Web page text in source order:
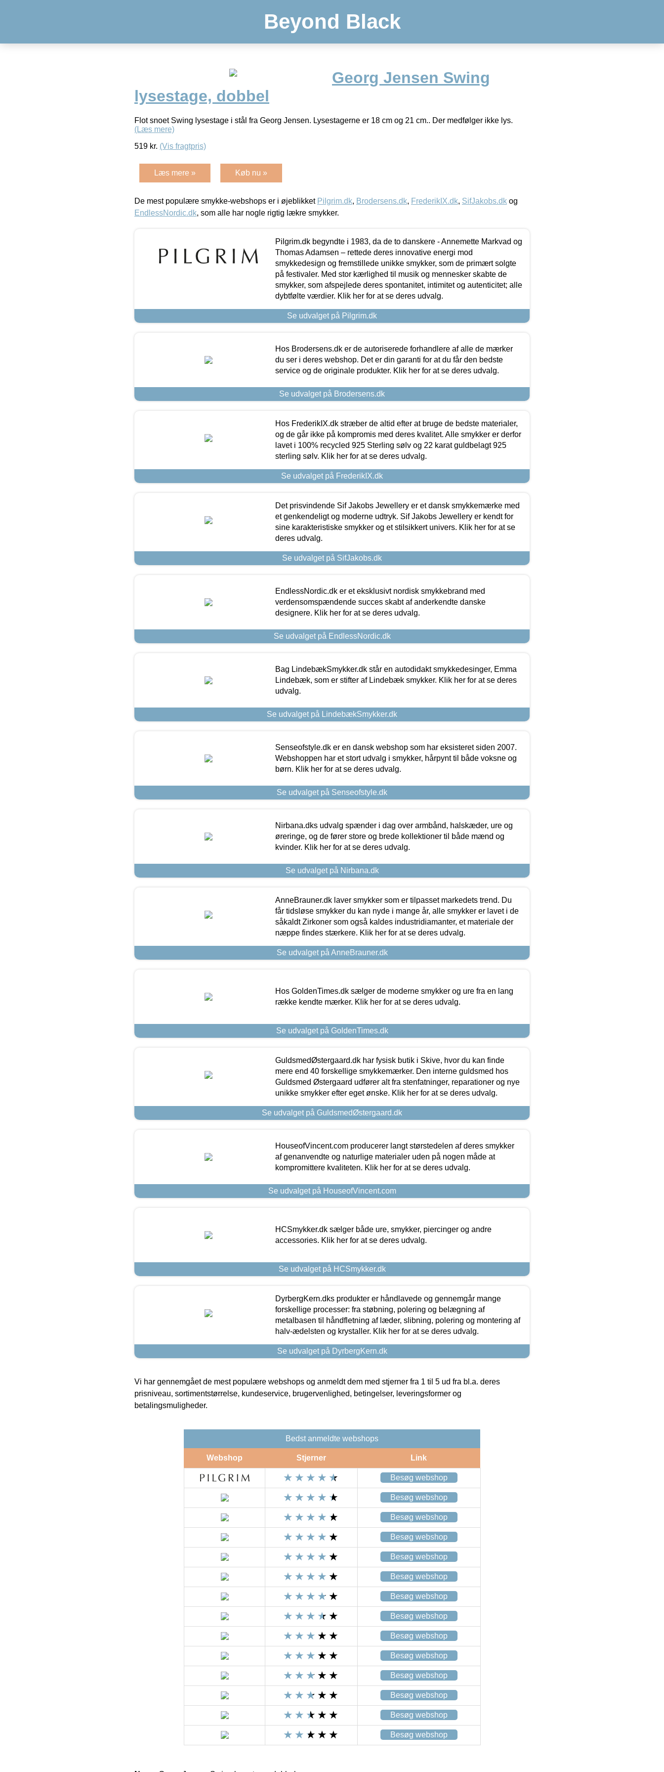
Beyond Black
Georg Jensen Swing
lysestage, dobbel
Flot snoet Swing lysestage i stål fra Georg Jensen. Lysestagerne er 18 cm og 21 cm.. Der medfølger ikke lys.
(Læs mere)
519 kr. (Vis fragtpris)
Læs mere » Køb nu »
De mest populære smykke-webshops er i øjeblikket Pilgrim.dk, Brodersens.dk, FrederikIX.dk, SifJakobs.dk og
EndlessNordic.dk, som alle har nogle rigtig lækre smykker.
Pilgrim.dk begyndte i 1983, da de to danskere - Annemette Markvad og
Thomas Adamsen – rettede deres innovative energi mod
smykkedesign og fremstillede unikke smykker, som de primært solgte
på festivaler. Med stor kærlighed til musik og mennesker skabte de
smykker, som afspejlede deres spontanitet, intimitet og autenticitet; alle
dybtfølte værdier. Klik her for at se deres udvalg.
Se udvalget på Pilgrim.dk
Hos Brodersens.dk er de autoriserede forhandlere af alle de mærker
du ser i deres webshop. Det er din garanti for at du får den bedste
service og de originale produkter. Klik her for at se deres udvalg.
Se udvalget på Brodersens.dk
Hos FrederikIX.dk stræber de altid efter at bruge de bedste materialer,
og de går ikke på kompromis med deres kvalitet. Alle smykker er derfor
lavet i 100% recycled 925 Sterling sølv og 22 karat guldbelagt 925
sterling sølv. Klik her for at se deres udvalg.
Se udvalget på FrederikIX.dk
Det prisvindende Sif Jakobs Jewellery er et dansk smykkemærke med
et genkendeligt og moderne udtryk. Sif Jakobs Jewellery er kendt for
sine karakteristiske smykker og et stilsikkert univers. Klik her for at se
deres udvalg.
Se udvalget på SifJakobs.dk
EndlessNordic.dk er et eksklusivt nordisk smykkebrand med
verdensomspændende succes skabt af anderkendte danske
designere. Klik her for at se deres udvalg.
Se udvalget på EndlessNordic.dk
Bag LindebækSmykker.dk står en autodidakt smykkedesinger, Emma
Lindebæk, som er stifter af Lindebæk smykker. Klik her for at se deres
udvalg.
Se udvalget på LindebækSmykker.dk
Senseofstyle.dk er en dansk webshop som har eksisteret siden 2007.
Webshoppen har et stort udvalg i smykker, hårpynt til både voksne og
børn. Klik her for at se deres udvalg.
Se udvalget på Senseofstyle.dk
Nirbana.dks udvalg spænder i dag over armbånd, halskæder, ure og
øreringe, og de fører store og brede kollektioner til både mænd og
kvinder. Klik her for at se deres udvalg.
Se udvalget på Nirbana.dk
AnneBrauner.dk laver smykker som er tilpasset markedets trend. Du
får tidsløse smykker du kan nyde i mange år, alle smykker er lavet i de
såkaldt Zirkoner som også kaldes industridiamanter, et materiale der
næppe findes stærkere. Klik her for at se deres udvalg.
Se udvalget på AnneBrauner.dk
Hos GoldenTimes.dk sælger de moderne smykker og ure fra en lang
række kendte mærker. Klik her for at se deres udvalg.
Se udvalget på GoldenTimes.dk
GuldsmedØstergaard.dk har fysisk butik i Skive, hvor du kan finde
mere end 40 forskellige smykkemærker. Den interne guldsmed hos
Guldsmed Østergaard udfører alt fra stenfatninger, reparationer og nye
unikke smykker efter eget ønske. Klik her for at se deres udvalg.
Se udvalget på GuldsmedØstergaard.dk
HouseofVincent.com producerer langt størstedelen af deres smykker
af genanvendte og naturlige materialer uden på nogen måde at
kompromittere kvaliteten. Klik her for at se deres udvalg.
Se udvalget på HouseofVincent.com
HCSmykker.dk sælger både ure, smykker, piercinger og andre
accessories. Klik her for at se deres udvalg.
Se udvalget på HCSmykker.dk
DyrbergKern.dks produkter er håndlavede og gennemgår mange
forskellige processer: fra støbning, polering og belægning af
metalbasen til håndfletning af læder, slibning, polering og montering af
halv-ædelsten og krystaller. Klik her for at se deres udvalg.
Se udvalget på DyrbergKern.dk
Vi har gennemgået de mest populære webshops og anmeldt dem med stjerner fra 1 til 5 ud fra bl.a. deres
prisniveau, sortimentstørrelse, kundeservice, brugervenlighed, betingelser, leveringsformer og
betalingsmuligheder.
Bedst anmeldte webshops
Webshop Stjerner Link
Besøg webshop
Besøg webshop
Besøg webshop
Besøg webshop
Besøg webshop
Besøg webshop
Besøg webshop
Besøg webshop
Besøg webshop
Besøg webshop
Besøg webshop
Besøg webshop
Besøg webshop
Besøg webshop